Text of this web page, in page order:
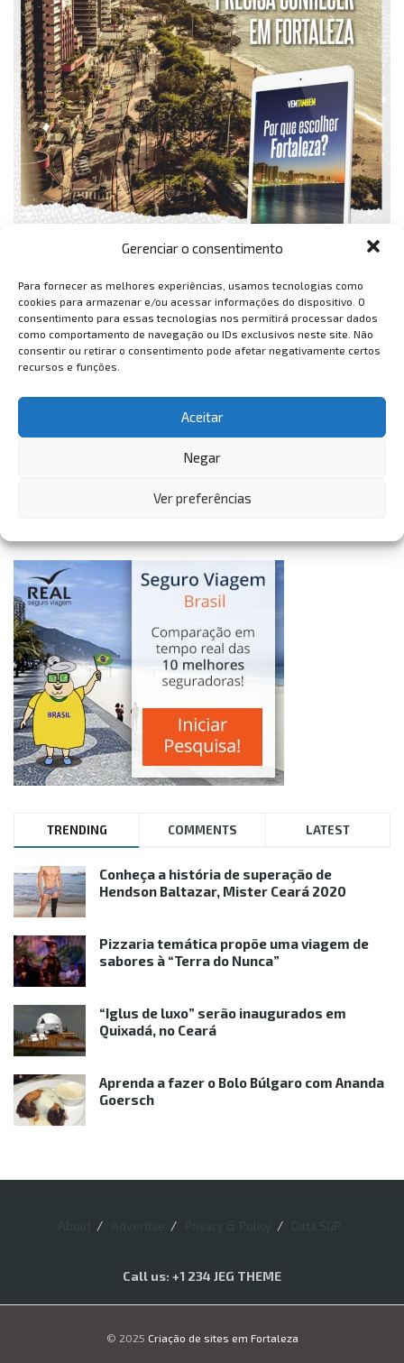
Gerenciar o consentimento
Para fornecer as melhores experiências, usamos tecnologias como
cookies para armazenar e/ou acessar informações do dispositivo. O
consentimento para essas tecnologias nos permitirá processar dados
como comportamento de navegação ou IDs exclusivos neste site. Não
consentir ou retirar o consentimento pode afetar negativamente certos
recursos e funções.
Aceitar
Negar
Ver preferências
TRENDING COMMENTS LATEST
Conheça a história de superação de
Hendson Baltazar, Mister Ceará 2020
Pizzaria temática propõe uma viagem de
sabores à “Terra do Nunca”
“Iglus de luxo” serão inaugurados em
Quixadá, no Ceará
Aprenda a fazer o Bolo Búlgaro com Ananda
Goersch
Call us: +1 234 JEG THEME
© 2025 Criação de sites em Fortaleza